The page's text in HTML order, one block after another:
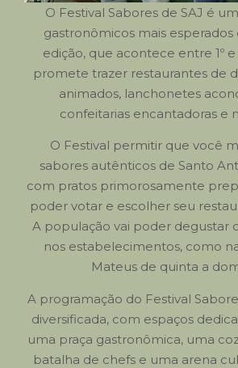
O Festival Sabores de SAJ é
gastronômicos mais esperados
edição, que acontece entre 1º
promete trazer restaurantes de
animados, lanchonetes
confeitarias encantadoras e
O Festival permitir que você
sabores autênticos de Santo
com pratos primorosamente
poder votar e escolher seu
A população vai poder degustar
nos estabelecimentos, como
Mateus de quinta a
A programação do Festival
diversificada, com espaços
uma praça gastronômica, uma
batalha de chefs e uma arena